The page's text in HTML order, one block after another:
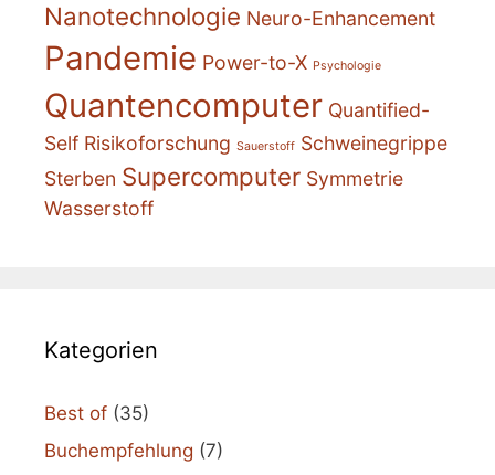
Nanotechnologie Neuro-Enhancement
Pandemie Power-to-X Psychologie
Quantencomputer Quantified-
Self Risikoforschung Sauerstoff Schweinegrippe
Sterben Supercomputer Symmetrie
Wasserstoff
Kategorien
Best of (35)
Buchempfehlung (7)